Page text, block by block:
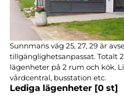
Sunnmans väg 25, 27, 29 är
tillgänglighetsanpassat. Totalt
lägenheter på 2 rum och kök.
vårdcentral, busstation etc.
Lediga lägenheter [0 st]